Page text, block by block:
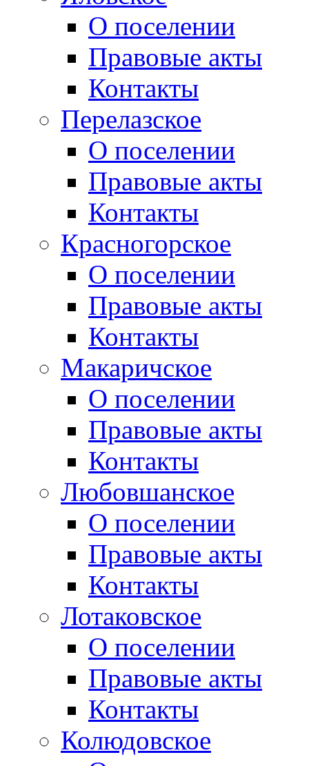
О поселении
Правовые акты
Контакты
Перелазское
О поселении
Правовые акты
Контакты
Красногорское
О поселении
Правовые акты
Контакты
Макаричское
О поселении
Правовые акты
Контакты
Любовшанское
О поселении
Правовые акты
Контакты
Лотаковское
О поселении
Правовые акты
Контакты
Колюдовское